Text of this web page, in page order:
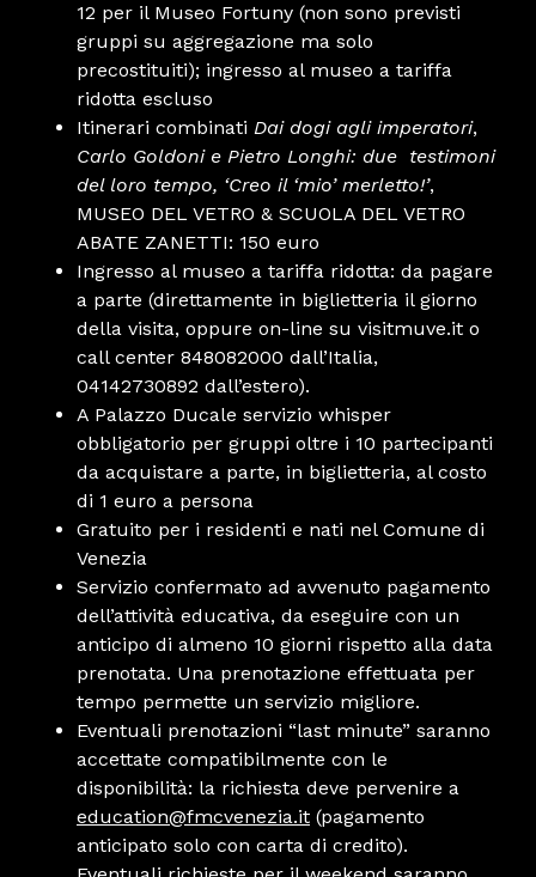
12 per il Museo Fortuny (non sono previsti
gruppi su aggregazione ma solo
precostituiti); ingresso al museo a tariffa
ridotta escluso
Itinerari combinati Dai dogi agli imperatori,
Carlo Goldoni e Pietro Longhi: due testimoni
del loro tempo, ‘Creo il ‘mio’ merletto!’,
MUSEO DEL VETRO & SCUOLA DEL VETRO
ABATE ZANETTI: 150 euro
Ingresso al museo a tariffa ridotta: da pagare
a parte (direttamente in biglietteria il giorno
della visita, oppure on-line su visitmuve.it o
call center 848082000 dall’Italia,
04142730892 dall’estero).
A Palazzo Ducale servizio whisper
obbligatorio per gruppi oltre i 10 partecipanti
da acquistare a parte, in biglietteria, al costo
di 1 euro a persona
Gratuito per i residenti e nati nel Comune di
Venezia
Servizio confermato ad avvenuto pagamento
dell’attività educativa, da eseguire con un
anticipo di almeno 10 giorni rispetto alla data
prenotata. Una prenotazione effettuata per
tempo permette un servizio migliore.
Eventuali prenotazioni “last minute” saranno
accettate compatibilmente con le
disponibilità: la richiesta deve pervenire a
education@fmcvenezia.it (pagamento
anticipato solo con carta di credito).